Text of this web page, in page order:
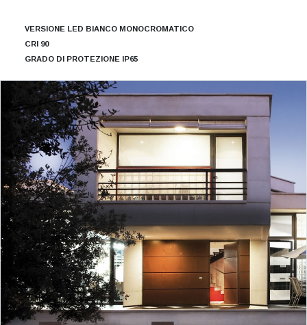
VERSIONE LED BIANCO MONOCROMATICO
CRI 90
GRADO DI PROTEZIONE IP65